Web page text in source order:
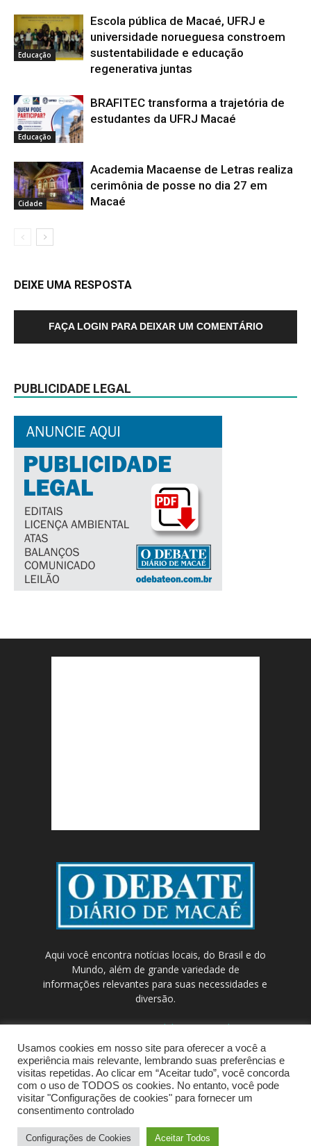
Educação
Escola pública de Macaé, UFRJ e
universidade norueguesa constroem
sustentabilidade e educação
regenerativa juntas
Educação
BRAFITEC transforma a trajetória de
estudantes da UFRJ Macaé
Cidade
Academia Macaense de Letras realiza
cerimônia de posse no dia 27 em
Macaé
DEIXE UMA RESPOSTA
FAÇA LOGIN PARA DEIXAR UM COMENTÁRIO
PUBLICIDADE LEGAL
Aqui você encontra notícias locais, do Brasil e do
Mundo, além de grande variedade de
informações relevantes para suas necessidades e
diversão.
Contato:contato@odebateon.com.br /
comercia@odebateon.com.br
Usamos cookies em nosso site para oferecer a você a
experiência mais relevante, lembrando suas preferências e
visitas repetidas. Ao clicar em “Aceitar tudo”, você concorda
com o uso de TODOS os cookies. No entanto, você pode
visitar "Configurações de cookies" para fornecer um
consentimento controlado
Configurações de Cookies Aceitar Todos